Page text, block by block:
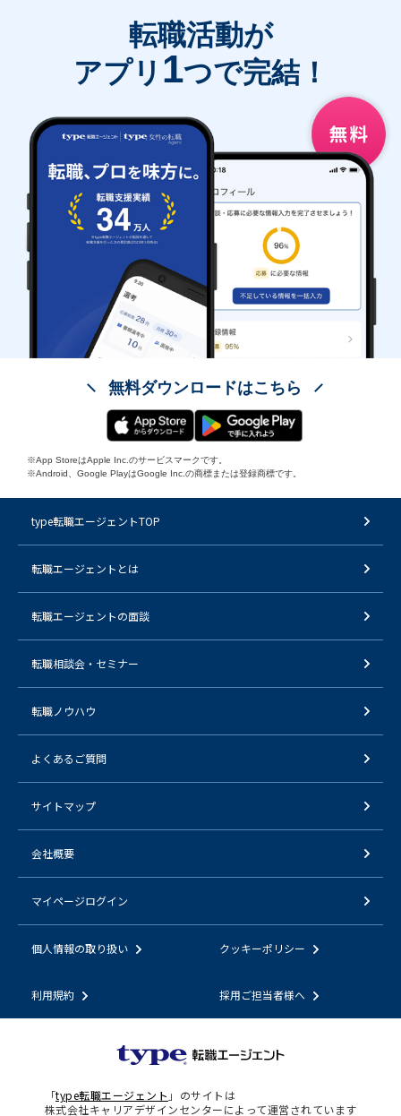
転職活動が
アプリ 1つで完結！
無料ダウンロードはこちら
※App StoreはApple Inc.のサービスマークです。
※Android、Google PlayはGoogle Inc.の商標または登録商標です。
type転職エージェントTOP
転職エージェントとは
転職エージェントの面談
転職相談会・セミナー
転職ノウハウ
よくあるご質問
サイトマップ
会社概要
マイページログイン
個人情報の取り扱い クッキーポリシー
利用規約 採用ご担当者様へ
「type転職エージェント 」のサイトは
株式会社キャリアデザインセンターによって運営されています